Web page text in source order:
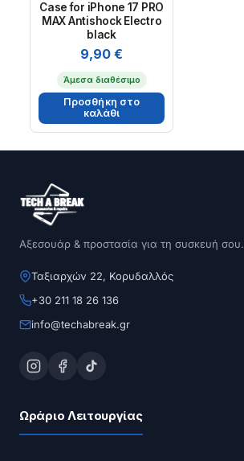
Case for iPhone 17 PRO
MAX Antishock Electro
black
9,90€
Άμεσα διαθέσιμο
Προσθήκη στο
καλάθι
Αξεσουάρ & προστασία για τη συσκευή σου.
Ταξιαρχών 22, Κορυδαλλός
+30 211 18 26 136
info@techabreak.gr
Ωράριο Λειτουργίας